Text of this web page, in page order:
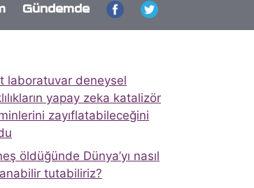
Gündemde
laboratuvar deneysel
yapay zeka katalizör
zayıflatabileceğini
öldüğünde Dünya’yı nasıl
tutabiliriz?